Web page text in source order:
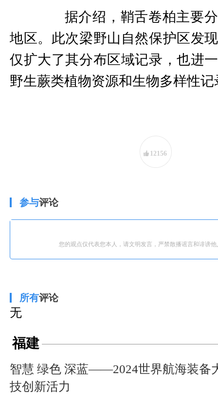
据介绍，鞘舌卷柏主要分
地区。此次梁野山自然保护区发
仅扩大了其分布区域记录，也进
野生蕨类植物资源和生物多样性记
12156
参与评论
您的观点仅代表您本人，请文明发言，严禁散播谣言和诽谤他
所有评论
无
福建
智慧 绿色 深蓝——2024世界航海装备
技创新活力